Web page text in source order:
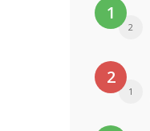
1
2
2
1